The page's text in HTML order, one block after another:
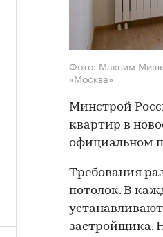
Фото: Максим
«Москва»
Минстрой
квартир в
официальном
Требования
потолок. В
застройщика.